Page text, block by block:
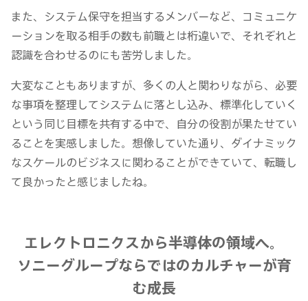
また、システム保守を担当するメンバーなど、コミュニケ
ーションを取る相手の数も前職とは桁違いで、それぞれと
認識を合わせるのにも苦労しました。
大変なこともありますが、多くの人と関わりながら、必要
な事項を整理してシステムに落とし込み、標準化していく
という同じ目標を共有する中で、自分の役割が果たせてい
ることを実感しました。想像していた通り、ダイナミック
なスケールのビジネスに関わることができていて、転職し
て良かったと感じましたね。
エレクトロニクスから半導体の領域へ。
ソニーグループならではのカルチャーが育
む成長